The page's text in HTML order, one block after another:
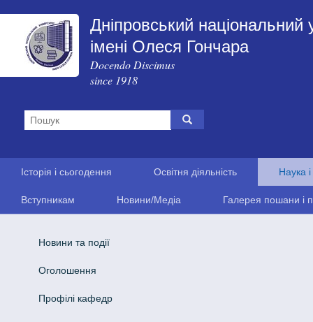
Дніпровський національний
імені Олеся Гончара
Docendo Discimus
since 1918
Історія і сьогодення Освітня діяльність Наука
Вступникам Новини/Медіа Галерея пошани і
Новини та події
Оголошення
Профілі кафедр